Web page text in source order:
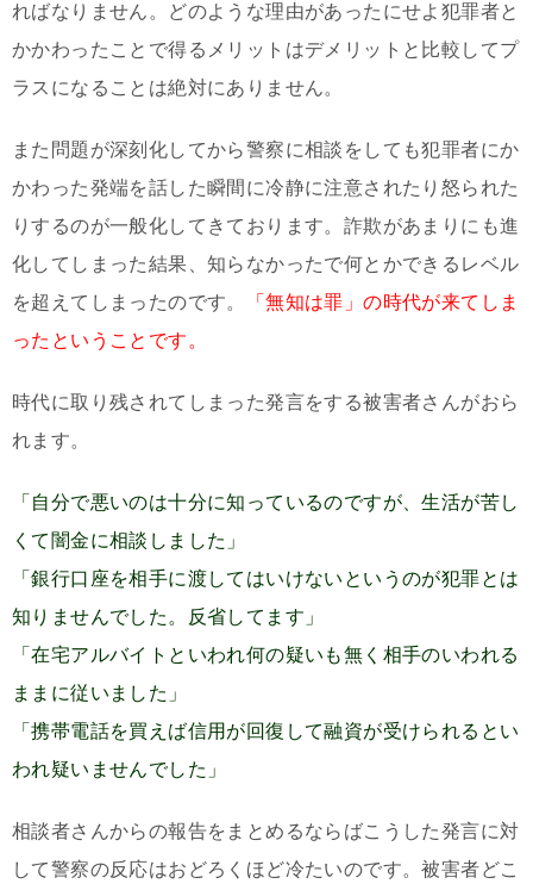
ればなりません。どのような理由があったにせよ犯罪者と
かかわったことで得るメリットはデメリットと比較してプ
ラスになることは絶対にありません。
また問題が深刻化してから警察に相談をしても犯罪者にか
かわった発端を話した瞬間に冷静に注意されたり怒られた
りするのが一般化してきております。詐欺があまりにも進
化してしまった結果、知らなかったで何とかできるレベル
を超えてしまったのです。
「無知は罪」の時代が来てしま
ったということです。
時代に取り残されてしまった発言をする被害者さんがおら
れます。
「自分で悪いのは十分に知っているのですが、生活が苦し
くて闇金に相談しました」
「銀行口座を相手に渡してはいけないというのが犯罪とは
知りませんでした。反省してます」
「在宅アルバイトといわれ何の疑いも無く相手のいわれる
ままに従いました」
「携帯電話を買えば信用が回復して融資が受けられるとい
われ疑いませんでした」
相談者さんからの報告をまとめるならばこうした発言に対
して警察の反応はおどろくほど冷たいのです。被害者どこ